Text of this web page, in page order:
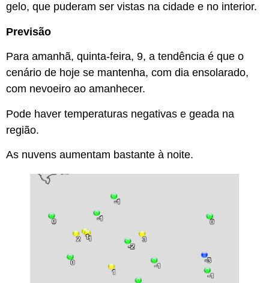
gelo, que puderam ser vistas na cidade e no interior.
Previsão
Para amanhã, quinta-feira, 9, a tendência é que o
cenário de hoje se mantenha, com dia ensolarado,
com nevoeiro ao amanhecer.
Pode haver temperaturas negativas e geada na
região.
As nuvens aumentam bastante à noite.